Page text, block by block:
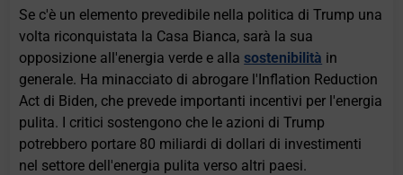
Se c'è un elemento prevedibile nella politica di Trump una
volta riconquistata la Casa Bianca, sarà la sua
opposizione all'energia verde e allasostenibilità in
generale. Ha minacciato di abrogare l'Inflation Reduction
Act di Biden, che prevede importanti incentivi per l'energia
pulita. I critici sostengono che le azioni di Trump
potrebbero portare 80 miliardi di dollari di investimenti
nel settore dell'energia pulita verso altri paesi.